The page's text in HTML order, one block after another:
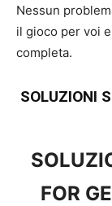
Nessun
il gioco per voi
completa.
SOLUZIONI
FOR